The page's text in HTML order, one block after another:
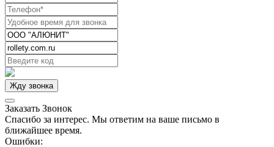
Заказать Звонок
Спасибо за интерес. Мы ответим на ваше письмо в
ближайшее время.
Ошибки: